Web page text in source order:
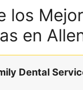
los
en
Dental